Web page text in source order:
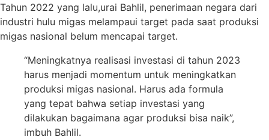
Tahun 2022 yang lalu,urai Bahlil, penerimaan negara dari
industri hulu migas melampaui target pada saat produksi
migas nasional belum mencapai target.
“Meningkatnya realisasi investasi di tahun 2023
harus menjadi momentum untuk meningkatkan
produksi migas nasional. Harus ada formula
yang tepat bahwa setiap investasi yang
dilakukan bagaimana agar produksi bisa naik”,
imbuh Bahlil.